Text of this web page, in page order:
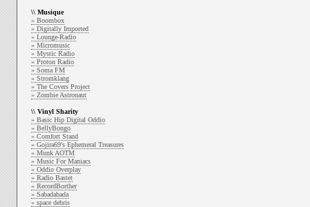
\\ Musique
» Boombox
» Digitally Imported
» Lounge-Radio
» Micromusic
» Mystic Radio
» Proton Radio
» Soma FM
» Stromklang
» The Covers Project
» Zombie Astronaut
\\ Vinyl Sharity
» Basic Hip Digital Oddio
» BellyBongo
» Comfort Stand
» Gojira69's Ephemeral Treasures
» Munk AOTM
» Music For Maniacs
» Oddio Overplay
» Radio Bastet
» RecordBorther
» Sabadabada
» space debris